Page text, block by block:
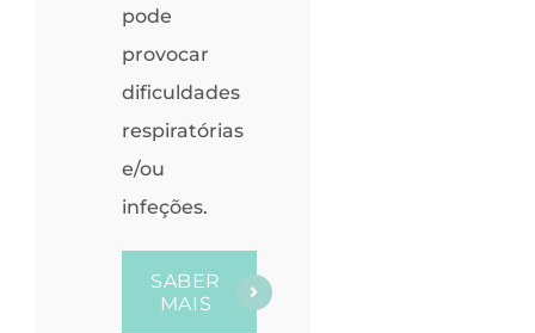
pode
provocar
dificuldades
respiratórias
e/ou
infeções.
SABER
MAIS